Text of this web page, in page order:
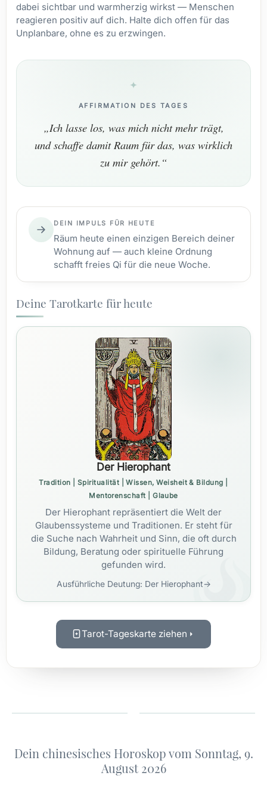
dabei sichtbar und warmherzig wirkst — Menschen
reagieren positiv auf dich. Halte dich offen für das
Unplanbare, ohne es zu erzwingen.
AFFIRMATION DES TAGES
„Ich lasse los, was mich nicht mehr trägt,
und schaffe damit Raum für das, was wirklich
zu mir gehört.“
DEIN IMPULS FÜR HEUTE
Räum heute einen einzigen Bereich deiner
Wohnung auf — auch kleine Ordnung
schafft freies Qi für die neue Woche.
Deine Tarotkarte für heute
Der Hierophant
Tradition | Spiritualität | Wissen, Weisheit & Bildung |
Mentorenschaft | Glaube
Der Hierophant repräsentiert die Welt der
Glaubenssysteme und Traditionen. Er steht für
die Suche nach Wahrheit und Sinn, die oft durch
Bildung, Beratung oder spirituelle Führung
gefunden wird.
Ausführliche Deutung: Der Hierophant→
Tarot-Tageskarte ziehen
Dein chinesisches Horoskop vom Sonntag, 9.
August 2026